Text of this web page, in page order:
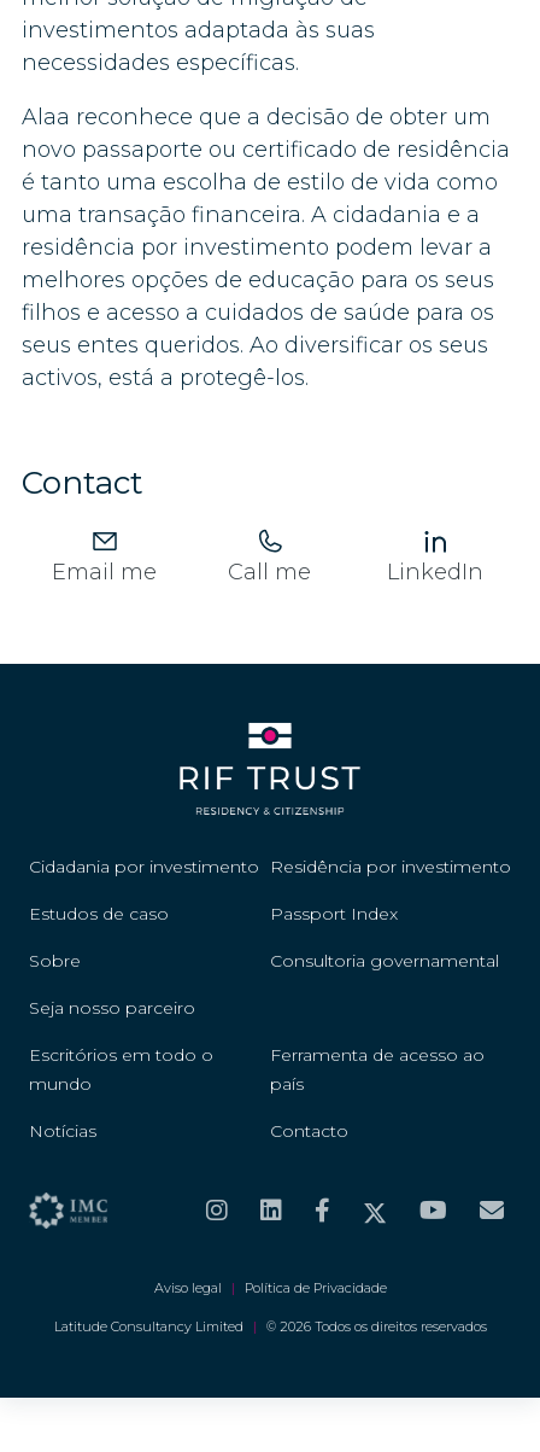
investimentos adaptada às suas
necessidades específicas.
Alaa reconhece que a decisão de obter um
novo passaporte ou certificado de residência
é tanto uma escolha de estilo de vida como
uma transação financeira. A cidadania e a
residência por investimento podem levar a
melhores opções de educação para os seus
filhos e acesso a cuidados de saúde para os
seus entes queridos. Ao diversificar os seus
activos, está a protegê-los.
Contact
Email me Call me LinkedIn
Cidadania por investimento Residência por investimento
Estudos de caso Passport Index
Sobre Consultoria governamental
Seja nosso parceiro
Escritórios em todo o
mundo
Ferramenta de acesso ao
país
Notícias Contacto
Aviso legal | Política de Privacidade
Latitude Consultancy Limited | © 2026 Todos os direitos reservados